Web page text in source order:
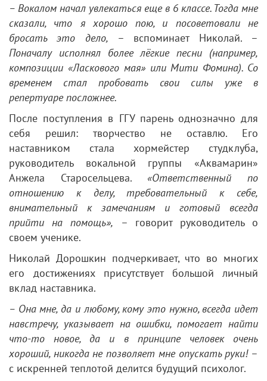
– Вокалом начал увлекаться еще в 6 классе. Тогда мне
сказали, что я хорошо пою, и посоветовали не
бросать это дело, – вспоминает Николай. –
Поначалу исполнял более лёгкие песни (например,
композиции «Ласкового мая» или Мити Фомина). Со
временем стал пробовать свои силы уже в
репертуаре посложнее.
После поступления в ГГУ парень однозначно для
себя решил: творчество не оставлю. Его
наставником стала хормейстер студклуба,
руководитель вокальной группы «Аквамарин»
Анжела Старосельцева.«Ответственный по
отношению к делу, требовательный к себе,
внимательный к замечаниям и готовый всегда
прийти на помощь», – говорит руководитель о
своем ученике.
Николай Дорошкин подчеркивает, что во многих
его достижениях присутствует большой личный
вклад наставника.
– Она мне, да и любому, кому это нужно, всегда идет
навстречу, указывает на ошибки, помогает найти
что-то новое, да и в принципе человек очень
хороший, никогда не позволяет мне опускать руки!–
с искренней теплотой делится будущий психолог.